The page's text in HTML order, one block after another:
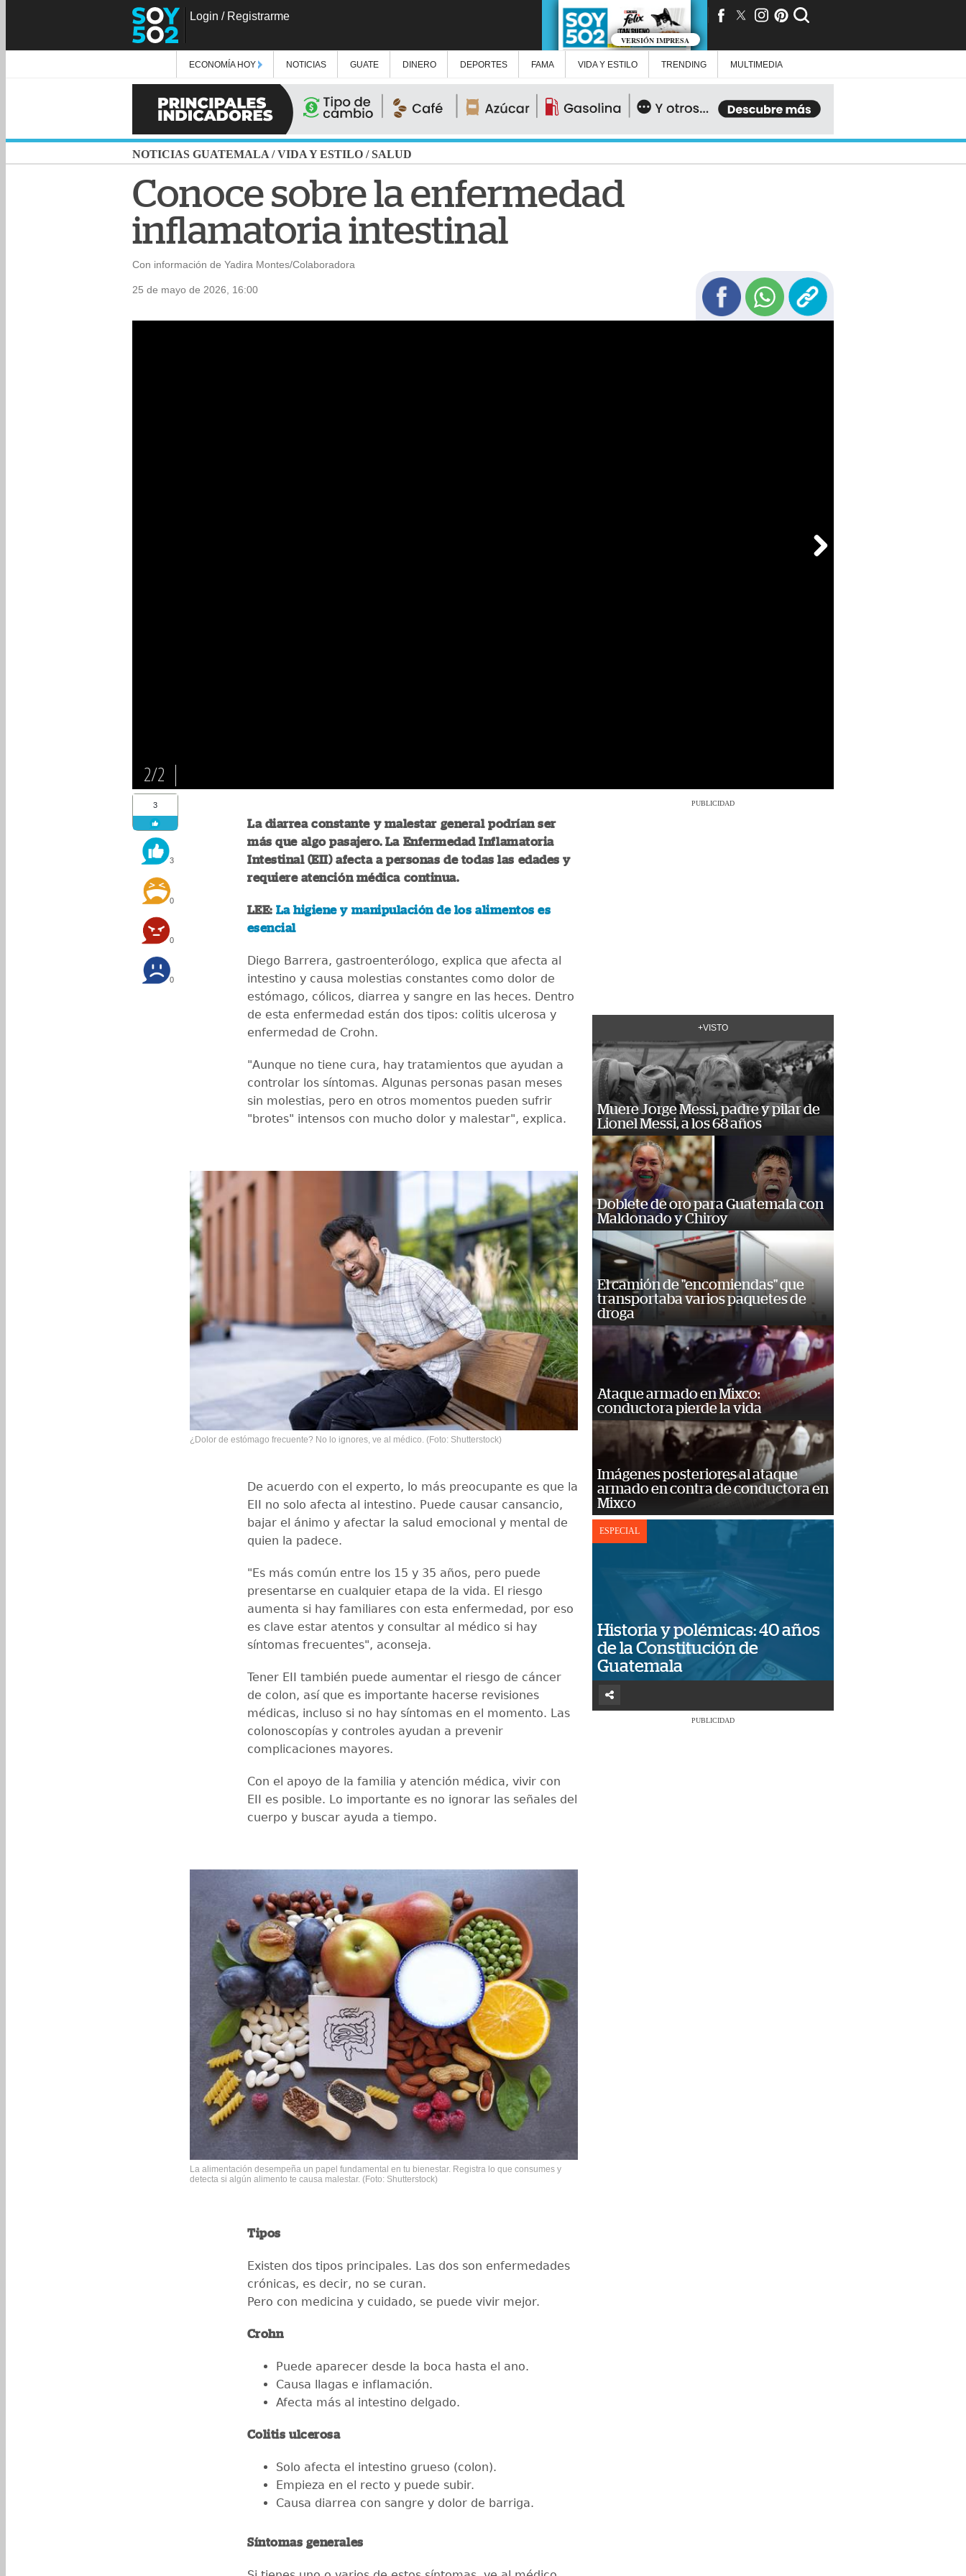
Login / Registrarme
VERSIÓN IMPRESA
ECONOMÍA HOY NOTICIAS GUATE DINERO DEPORTES FAMA VIDA Y ESTILO TRENDING MULTIMEDIA
NOTICIAS GUATEMALA /VIDA Y ESTILO /SALUD
Conoce sobre la enfermedad
inflamatoria intestinal
Con información de Yadira Montes/Colaboradora
25 de mayo de 2026, 16:00
2/2
3
3
0
0
0
La diarrea constante y malestar general podrían ser
más que algo pasajero. La Enfermedad Inflamatoria
Intestinal (EII) afecta a personas de todas las edades y
requiere atención médica continua.
LEE: La higiene y manipulación de los alimentos es
esencial
Diego Barrera, gastroenterólogo, explica que afecta al
intestino y causa molestias constantes como dolor de
estómago, cólicos, diarrea y sangre en las heces. Dentro
de esta enfermedad están dos tipos: colitis ulcerosa y
enfermedad de Crohn.
"Aunque no tiene cura, hay tratamientos que ayudan a
controlar los síntomas. Algunas personas pasan meses
sin molestias, pero en otros momentos pueden sufrir
"brotes" intensos con mucho dolor y malestar", explica.
¿Dolor de estómago frecuente? No lo ignores, ve al médico. (Foto: Shutterstock)
De acuerdo con el experto, lo más preocupante es que la
EII no solo afecta al intestino. Puede causar cansancio,
bajar el ánimo y afectar la salud emocional y mental de
quien la padece.
"Es más común entre los 15 y 35 años, pero puede
presentarse en cualquier etapa de la vida. El riesgo
aumenta si hay familiares con esta enfermedad, por eso
es clave estar atentos y consultar al médico si hay
síntomas frecuentes", aconseja.
Tener EII también puede aumentar el riesgo de cáncer
de colon, así que es importante hacerse revisiones
médicas, incluso si no hay síntomas en el momento. Las
colonoscopías y controles ayudan a prevenir
complicaciones mayores.
Con el apoyo de la familia y atención médica, vivir con
EII es posible. Lo importante es no ignorar las señales del
cuerpo y buscar ayuda a tiempo.
La alimentación desempeña un papel fundamental en tu bienestar. Registra lo que consumes y
detecta si algún alimento te causa malestar. (Foto: Shutterstock)
Tipos
Existen dos tipos principales. Las dos son enfermedades
crónicas, es decir, no se curan.
Pero con medicina y cuidado, se puede vivir mejor.
Crohn
Puede aparecer desde la boca hasta el ano.
Causa llagas e inflamación.
Afecta más al intestino delgado.
Colitis ulcerosa
Solo afecta el intestino grueso (colon).
Empieza en el recto y puede subir.
Causa diarrea con sangre y dolor de barriga.
Síntomas generales
PUBLICIDAD
+VISTO
Muere Jorge Messi, padre y pilar de
Lionel Messi, a los 68 años
Doblete de oro para Guatemala con
Maldonado y Chiroy
El camión de "encomiendas" que
transportaba varios paquetes de
droga
Ataque armado en Mixco:
conductora pierde la vida
Imágenes posteriores al ataque
armado en contra de conductora en
Mixco
ESPECIAL
Historia y polémicas: 40 años
de la Constitución de
Guatemala
PUBLICIDAD